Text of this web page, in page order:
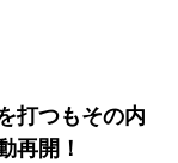
打つもその内
再開！